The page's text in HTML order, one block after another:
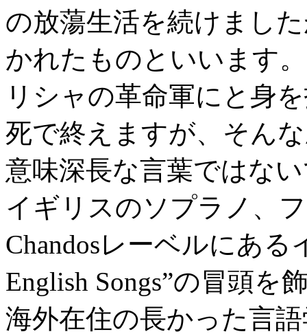
の放蕩生活を続けまし
かれたものといいます
リシャの革命軍にと身
死で終えますが、そん
意味深長な言葉ではな
イギリスのソプラノ、
Chandosレーベルにある
English Songs”の冒頭を
海外在住の長かった言